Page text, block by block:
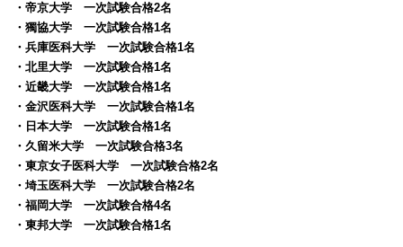
・帝京大学 一次試験合格2名
・獨協大学 一次試験合格1名
・兵庫医科大学 一次試験合格1名
・北里大学 一次試験合格1名
・近畿大学 一次試験合格1名
・金沢医科大学 一次試験合格1名
・日本大学 一次試験合格1名
・久留米大学 一次試験合格3名
・東京女子医科大学 一次試験合格2名
・埼玉医科大学 一次試験合格2名
・福岡大学 一次試験合格4名
・東邦大学 一次試験合格1名